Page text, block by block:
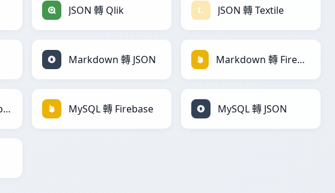
JSON 轉 Qlik JSON 轉 Textile
Markdown 轉 JSON Markdown 轉 Firebase
MediaWiki 轉 Firebase MySQL 轉 Firebase MySQL 轉 JSON